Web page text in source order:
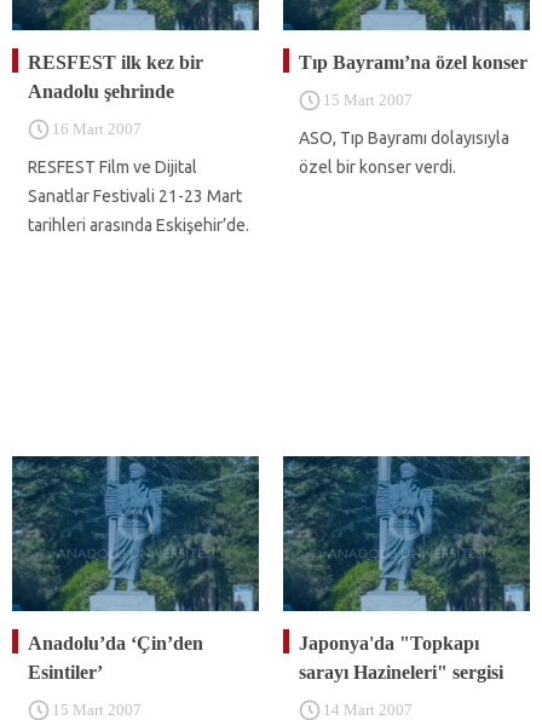
RESFEST ilk kez bir
Anadolu şehrinde
16 Mart 2007
RESFEST Film ve Dijital
Sanatlar Festivali 21-23 Mart
tarihleri arasında Eskişehir’de.
Tıp Bayramı’na özel konser
15 Mart 2007
ASO, Tıp Bayramı dolayısıyla
özel bir konser verdi.
Anadolu’da ‘Çin’den
Esintiler’
15 Mart 2007
Japonya'da "Topkapı
sarayı Hazineleri" sergisi
14 Mart 2007